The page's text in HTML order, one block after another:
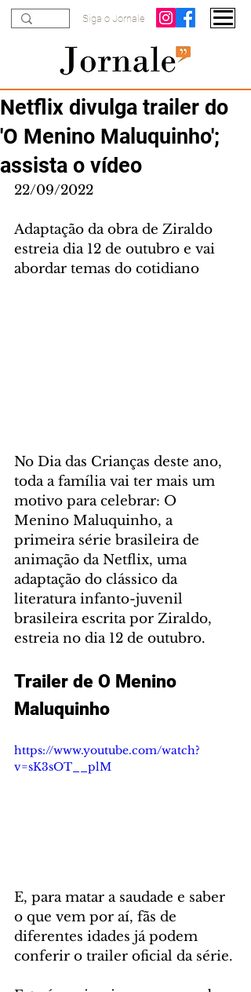
Siga o Jornale
Netflix divulga trailer do
'O Menino Maluquinho';
assista o vídeo
22/09/2022
Adaptação da obra de Ziraldo
estreia dia 12 de outubro e vai
abordar temas do cotidiano
No Dia das Crianças deste ano,
toda a família vai ter mais um
motivo para celebrar: O
Menino Maluquinho, a
primeira série brasileira de
animação da Netflix, uma
adaptação do clássico da
literatura infanto-juvenil
brasileira escrita por Ziraldo,
estreia no dia 12 de outubro.
Trailer de O Menino
Maluquinho
https://www.youtube.com/watch?
v=sK3sOT__plM
E, para matar a saudade e saber
o que vem por aí, fãs de
diferentes idades já podem
conferir o trailer oficial da série.